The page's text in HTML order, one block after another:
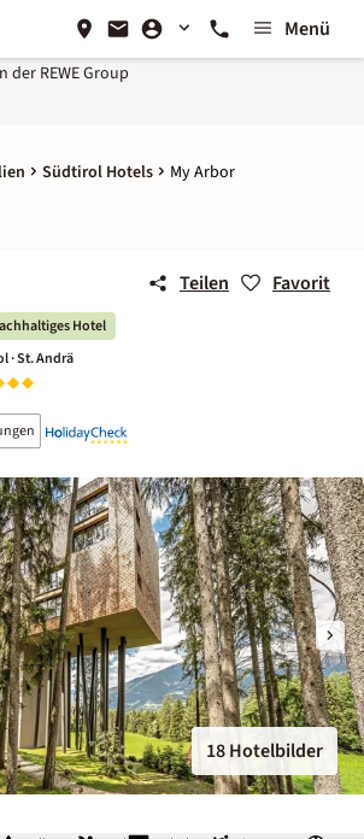
Menü
der REWE Group
Südtirol Hotels My Arbor
Teilen Favorit
Hotel
· St. Andrä
18 Hotelbilder